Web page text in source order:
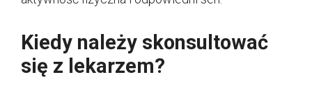
Kiedy należy skonsultować
się z lekarzem?